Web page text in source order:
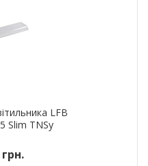
LFB
Slim TNSy